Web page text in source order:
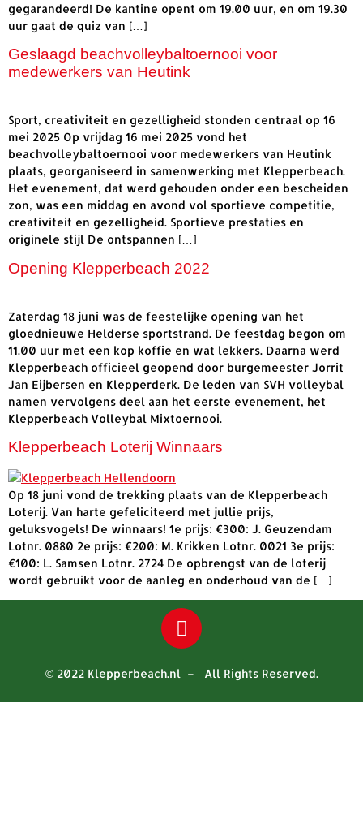
gegarandeerd! De kantine opent om 19.00 uur, en om 19.30
uur gaat de quiz van […]
Geslaagd beachvolleybaltoernooi voor
medewerkers van Heutink
Sport, creativiteit en gezelligheid stonden centraal op 16
mei 2025 Op vrijdag 16 mei 2025 vond het
beachvolleybaltoernooi voor medewerkers van Heutink
plaats, georganiseerd in samenwerking met Klepperbeach.
Het evenement, dat werd gehouden onder een bescheiden
zon, was een middag en avond vol sportieve competitie,
creativiteit en gezelligheid. Sportieve prestaties en
originele stijl De ontspannen […]
Opening Klepperbeach 2022
Zaterdag 18 juni was de feestelijke opening van het
gloednieuwe Helderse sportstrand. De feestdag begon om
11.00 uur met een kop koffie en wat lekkers. Daarna werd
Klepperbeach officieel geopend door burgemeester Jorrit
Jan Eijbersen en Klepperderk. De leden van SVH volleybal
namen vervolgens deel aan het eerste evenement, het
Klepperbeach Volleybal Mixtoernooi.
Klepperbeach Loterij Winnaars
Op 18 juni vond de trekking plaats van de Klepperbeach
Loterij. Van harte gefeliciteerd met jullie prijs,
geluksvogels! De winnaars! 1e prijs: €300: J. Geuzendam
Lotnr. 0880 2e prijs: €200: M. Krikken Lotnr. 0021 3e prijs:
€100: L. Samsen Lotnr. 2724 De opbrengst van de loterij
wordt gebruikt voor de aanleg en onderhoud van de […]
© 2022 Klepperbeach.nl – All Rights Reserved.